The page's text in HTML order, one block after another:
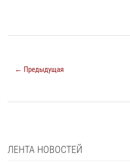
← Предыдущая
ЛЕНТА НОВОСТЕЙ